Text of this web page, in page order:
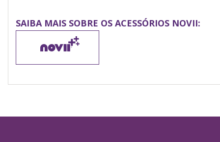
SAIBA MAIS SOBRE OS ACESSÓRIOS NOVII: